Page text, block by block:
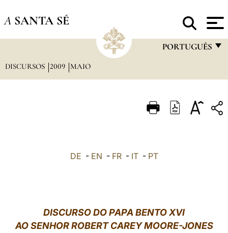
A SANTA SÉ
PORTUGUÊS
ITALIANO
中文
DISCURSOS 2009 MAIO
DE - EN - FR- IT- PT
DISCURSO DO PAPA BENTO XVI
AO SENHOR ROBERT CAREY MOORE-JONES